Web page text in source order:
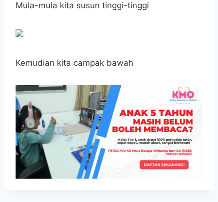
Mula-mula kita susun tinggi-tinggi
Kemudian kita campak bawah